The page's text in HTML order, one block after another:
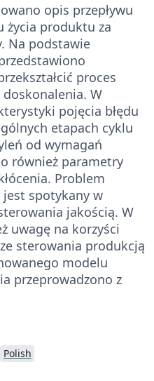
opis przepływu
życia produktu za
Na podstawie
proces
W
pojęcia błędu
etapach cyklu
od wymagań
również parametry
Problem
spotykany w
jakością. W
uwagę na korzyści
sterowania produkcją
modelu
przeprowadzono z
Polish